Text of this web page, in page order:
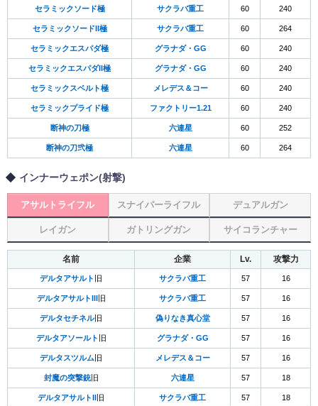
セラミックソード極 サクラバ重工 60 240
セラミックソードII極 サクラバ重工 60 264
セラミックエスパダ極 グラナダ・GG 60 240
セラミックエスパダII極 グラナダ・GG 60 240
セラミックスベルト極 メレデス＆コー 60 240
セラミックプライド極 ファクトリー1.21 60 240
断神の刀極 六連星 60 252
断神の刀弐極 六連星 60 264
インナーウェポン(射撃)
アサルトライフル スナイパーライフル デュアルガン
レイガン ガトリングガン サイコランチャー
名前 企業 Lv. 攻撃力
デルタアサルト 旧 サクラバ重工 57 16
デルタアサルトIII 旧 サクラバ重工 57 16
デルタセチネル旧 偽りなき真心堂 57 16
デルタアソールト 旧 グラナダ・GG 57 16
デルタスツルム 旧 メレデス＆コー 57 16
封魔の突撃銃旧 六連星 57 18
デルタアサルトII 旧 サクラバ重工 57 18